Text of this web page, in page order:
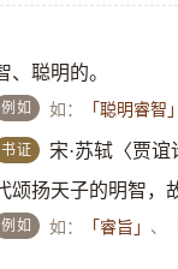
、聪明的。
例如 如： 「聪明睿智
书证 宋·苏轼〈贾谊
颂扬天子的明智，
例如 如： 「睿旨」 、